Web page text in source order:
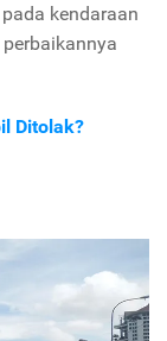
kendaraan
Ditolak?